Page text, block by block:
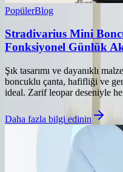
PopülerBlog
Stradivarius Mini
Fonksiyonel Günlük
Şık tasarımı ve dayanıklı
boncuklu çanta, hafifliği ve
ideal. Zarif leopar deseniyle
Daha fazla bilgi edinin